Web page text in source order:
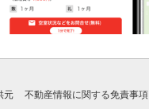
元 不動産情報に関する免責事項